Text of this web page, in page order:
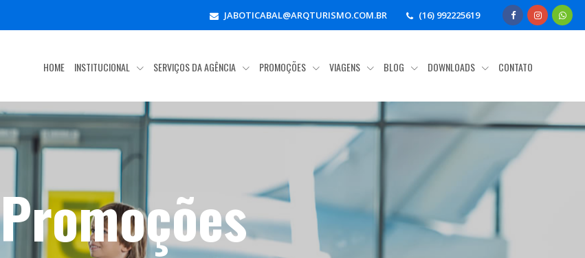
JABOTICABAL@ARQTURISMO.COM.BR (16) 992225619
HOME INSTITUCIONAL SERVIÇOS DA AGÊNCIA PROMOÇÕES VIAGENS BLOG DOWNLOADS CONTATO
Promoções